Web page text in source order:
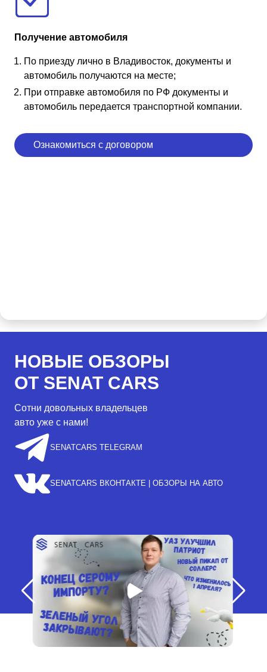
Получение автомобиля
По приезду лично в Владивосток, документы и
автомобиль получаются на месте;
При отправке автомобиля по РФ документы и
автомобиль передается транспортной компании.
Ознакомиться с договором
НОВЫЕ ОБЗОРЫ
ОТ SENAT CARS
Сотни довольных владельцев
авто уже с нами!
SENATCARS TELEGRAM
SENATCARS ВКОНТАКТЕ | ОБЗОРЫ НА АВТО